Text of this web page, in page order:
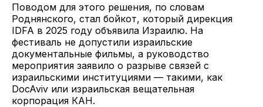
Поводом для этого решения, по словам
Роднянского, стал бойкот, который дирекция
IDFA в 2025 году объявила Израилю. На
фестиваль не допустили израильские
документальные фильмы, а руководство
мероприятия заявило о разрыве связей с
израильскими институциями — такими, как
DocAviv или израильская вещательная
корпорация КАН.